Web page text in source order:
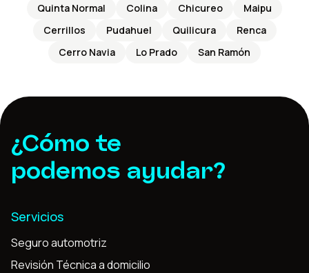
Quinta Normal
Colina Chicureo
Maipu
Cerrillos
Pudahuel Quilicura
Renca
Cerro Navia
Lo Prado San Ramón
¿Cómo te
podemos ayudar?
Servicios
Seguro automotriz
Revisión Técnica a domicilio